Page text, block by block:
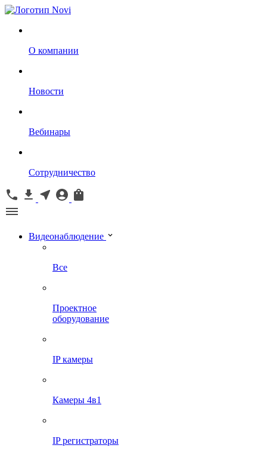
О компании
Новости
Вебинары
Сотрудничество
Видеонаблюдение
Все
Проектное
оборудование
IP камеры
Камеры 4в1
IP регистраторы